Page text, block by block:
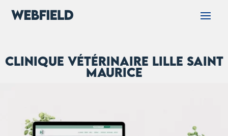
Clinique vétérinaire Lille Saint
Maurice